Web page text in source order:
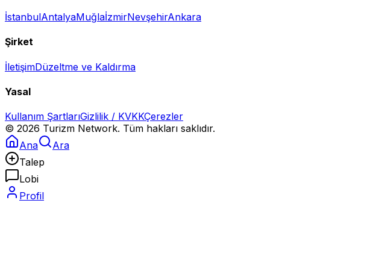
İstanbulAntalyaMuğlaİzmirNevşehirAnkara
Şirket
İletişimDüzeltme ve Kaldırma
Yasal
Kullanım ŞartlarıGizlilik / KVKKÇerezler
© 2026 Turizm Network. Tüm hakları saklıdır.
Ana
Ara
Talep
Lobi
Profil